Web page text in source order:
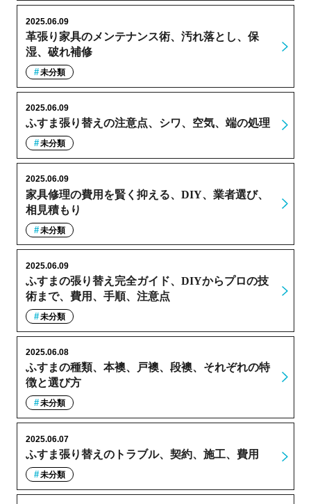
革張り家具のメンテナンス術、汚れ落とし、保
湿、破れ補修
2025.06.09
未分類
ふすま張り替えの注意点、シワ、空気、端の処理
2025.06.09
未分類
家具修理の費用を賢く抑える、DIY、業者選び、
相見積もり
2025.06.09
未分類
ふすまの張り替え完全ガイド、DIYからプロの技
術まで、費用、手順、注意点
2025.06.09
未分類
ふすまの種類、本襖、戸襖、段襖、それぞれの特
徴と選び方
2025.06.08
未分類
ふすま張り替えのトラブル、契約、施工、費用
2025.06.07
未分類